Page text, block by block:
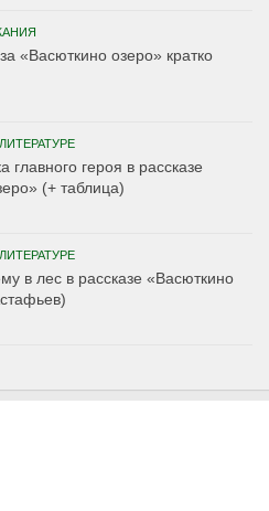
«Васюткино озеро» кратко
главного героя в рассказе
(+ таблица)
в лес в рассказе «Васюткино